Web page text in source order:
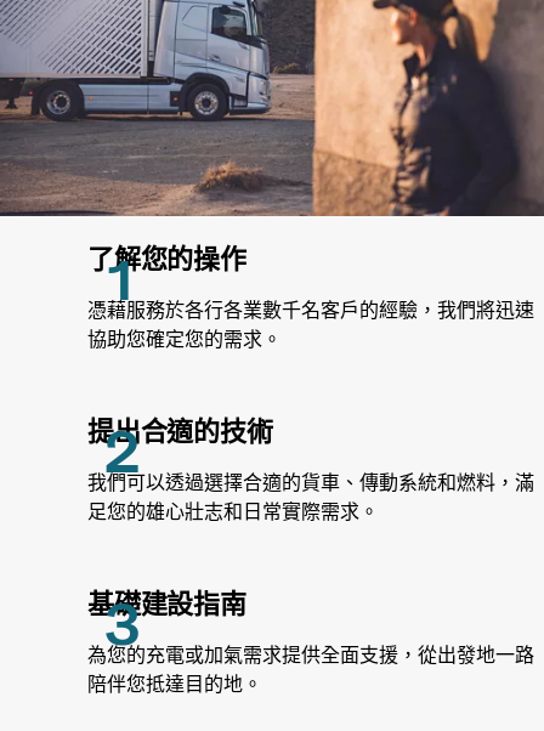
了解您的操作
憑藉服務於各行各業數千名客戶的經驗，我們將迅速
協助您確定您的需求。
提出合適的技術
我們可以透過選擇合適的貨車、傳動系統和燃料，滿
足您的雄心壯志和日常實際需求。
基礎建設指南
為您的充電或加氣需求提供全面支援，從出發地一路
陪伴您抵達目的地。